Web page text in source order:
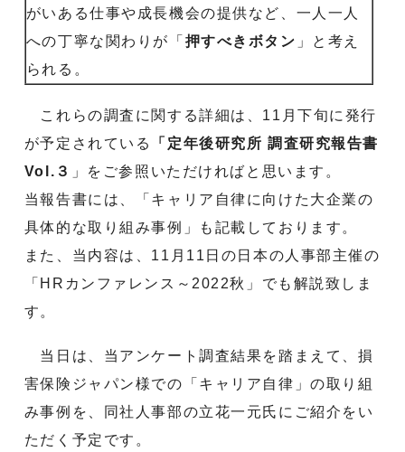
がいある仕事や成長機会の提供など、一人一人
への丁寧な関わりが「 押すべきボタン 」と考え
られる。
これらの調査に関する詳細は、11月下旬に発行
が予定されている
「定年後研究所 調査研究報告書
Vol.３ 」をご参照いただければと思います。
当報告書には、「キャリア自律に向けた大企業の
具体的な取り組み事例」も記載しております。
また、当内容は、11月11日の日本の人事部主催の
「HRカンファレンス～2022秋」でも解説致しま
す。
当日は、当アンケート調査結果を踏まえて、損
害保険ジャパン様での「キャリア自律」の取り組
み事例を、同社人事部の立花一元氏にご紹介をい
ただく予定です。